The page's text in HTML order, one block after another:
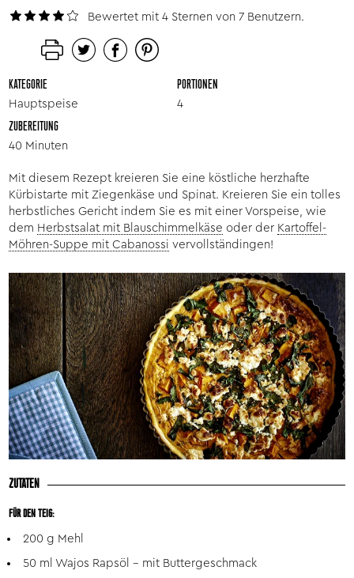
Bewertet mit 4 Sternen von 7 Benutzern.
KATEGORIE
Hauptspeise
PORTIONEN
4
ZUBEREITUNG
40 Minuten
Mit diesem Rezept kreieren Sie eine köstliche herzhafte
Kürbistarte mit Ziegenkäse und Spinat. Kreieren Sie ein tolles
herbstliches Gericht indem Sie es mit einer Vorspeise, wie
dem Herbstsalat mit Blauschimmelkäse oder der Kartoffel-
Möhren-Suppe mit Cabanossi vervollständingen!
ZUTATEN
FÜR DEN TEIG:
200 g Mehl
50 ml Wajos Rapsöl – mit Buttergeschmack